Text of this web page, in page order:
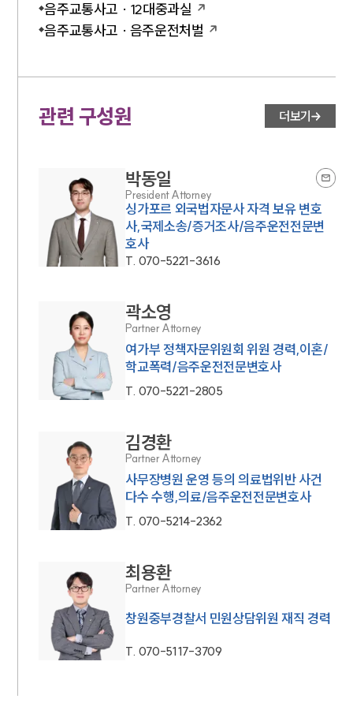
음주교통사고 · 12대중과실
음주교통사고 · 음주운전처벌
관련 구성원 더보기
박동일
President Attorney
싱가포르 외국법자문사 자격 보유 변호
사,국제소송/증거조사/음주운전전문변
호사
T. 070-5221-3616
곽소영
Partner Attorney
여가부 정책자문위원회 위원 경력,이혼/
학교폭력/음주운전전문변호사
T. 070-5221-2805
김경환
Partner Attorney
사무장병원 운영 등의 의료법위반 사건
다수 수행,의료/음주운전전문변호사
T. 070-5214-2362
최용환
Partner Attorney
창원중부경찰서 민원상담위원 재직 경력
T. 070-5117-3709